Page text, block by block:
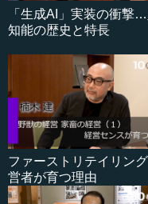
「生成AI」実装の衝撃
知能の歴史と特長
ファーストリテイリン
営者が育つ理由